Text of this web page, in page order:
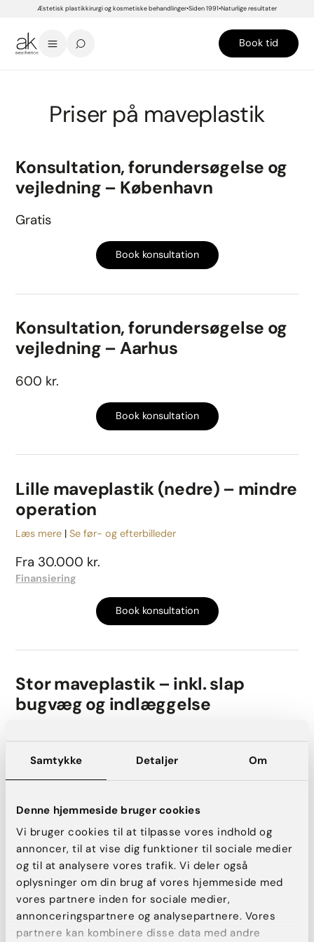
Samtykke Detaljer Om
Denne hjemmeside bruger cookies
Vi bruger cookies til at tilpasse vores indhold og
annoncer, til at vise dig funktioner til sociale medier
og til at analysere vores trafik. Vi deler også
oplysninger om din brug af vores hjemmeside med
vores partnere inden for sociale medier,
annonceringspartnere og analysepartnere. Vores
partnere kan kombinere disse data med andre
Æstetisk plastikkirurgi og kosmetiske behandlinger Siden 1991 Naturlige resultater
Book tid
Priser på maveplastik
Konsultation, forundersøgelse og
vejledning – København
Gratis
Book konsultation
Konsultation, forundersøgelse og
vejledning – Aarhus
600 kr.
Book konsultation
Lille maveplastik (nedre) – mindre
operation
Læs mere Se før- og efterbilleder
Fra 30.000 kr.
Finansiering
Book konsultation
Stor maveplastik – inkl. slap
bugvæg og indlæggelse
55.000 kr.
Book konsultation
360 g – Belt lipectomi, inkl.
indlæggelse
Læs mere Se før- og efterbilleder